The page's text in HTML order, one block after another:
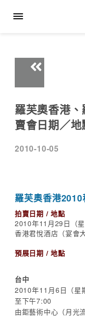
羅芙奧香港
賣會日期／地
2010-10-05
羅芙奧香港
拍賣日期 / 地點
2010年11月29日（
香港君悅酒店（宴會
預展日期 / 地點
台中
2010年11月6日（星
至下午7:00
由鉅藝術中心（月光